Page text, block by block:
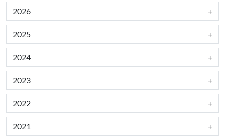
2026
2025
2024
2023
2022
2021